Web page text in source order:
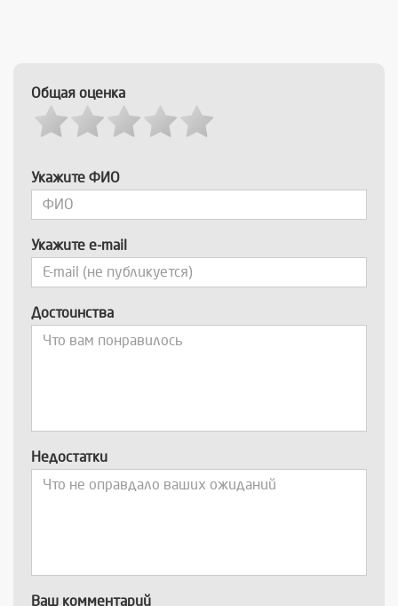
Общая оценка
Укажите ФИО
Укажите e-mail
Достоинства
Недостатки
Ваш комментарий